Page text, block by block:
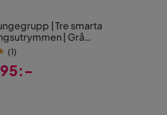
| Tre smarta
| Grå
(1)